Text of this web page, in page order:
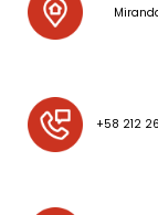
+58 212